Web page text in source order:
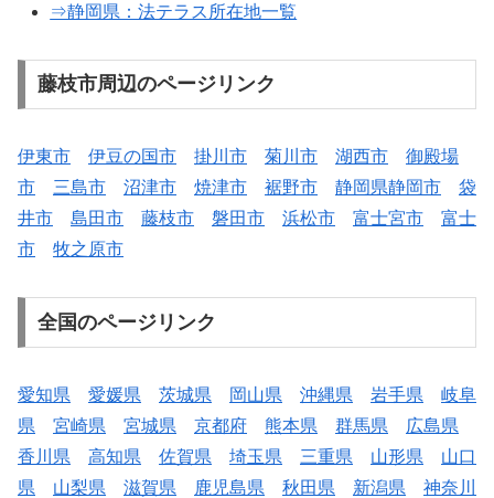
⇒静岡県：法テラス所在地一覧
藤枝市周辺のページリンク
伊東市 伊豆の国市 掛川市 菊川市 湖西市
御殿場
市
三島市 沼津市 焼津市 裾野市 静岡県静岡市
袋
井市
島田市 藤枝市 磐田市 浜松市 富士宮市
富士
市
牧之原市
全国のページリンク
愛知県 愛媛県 茨城県 岡山県 沖縄県 岩手県
岐阜
県
宮崎県 宮城県 京都府 熊本県 群馬県
広島県
香川県
高知県 佐賀県 埼玉県 三重県 山形県
山口
県
山梨県 滋賀県 鹿児島県 秋田県 新潟県
神奈川